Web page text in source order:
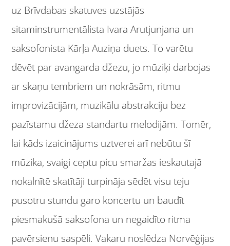
uz Brīvdabas skatuves uzstājās
sitaminstrumentālista Ivara Arutjunjana un
saksofonista Kārļa Auziņa duets. To varētu
dēvēt par avangarda džezu, jo mūziķi darbojas
ar skaņu tembriem un nokrāsām, ritmu
improvizācijām, muzikālu abstrakciju bez
pazīstamu džeza standartu melodijām. Tomēr,
lai kāds izaicinājums uztverei arī nebūtu šī
mūzika, svaigi ceptu picu smaržas ieskautajā
nokalnītē skatītāji turpināja sēdēt visu teju
pusotru stundu garo koncertu un baudīt
piesmakušā saksofona un negaidīto ritma
pavērsienu saspēli. Vakaru noslēdza Norvēģijas